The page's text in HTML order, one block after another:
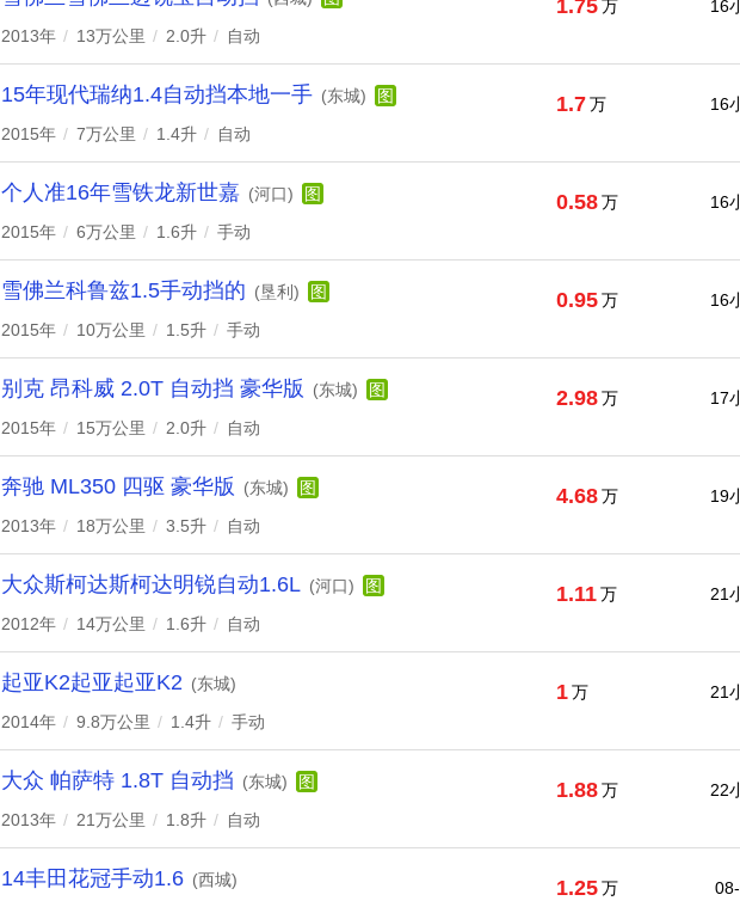
2013年 / 13万公里 / 2.0升 / 自动
1.75万 16
15年现代瑞纳1.4自动挡本地一手 (东城)
图
2015年 / 7万公里 / 1.4升 / 自动
1.7万 16
个人准16年雪铁龙新世嘉 (河口)
图
2015年 / 6万公里 / 1.6升 / 手动
0.58万 16
雪佛兰科鲁兹1.5手动挡的 (垦利)
图
2015年 / 10万公里 / 1.5升 / 手动
0.95万 16
别克 昂科威 2.0T 自动挡 豪华版 (东城)
图
2015年 / 15万公里 / 2.0升 / 自动
2.98万 17
奔驰 ML350 四驱 豪华版 (东城)
图
2013年 / 18万公里 / 3.5升 / 自动
4.68万 19
大众斯柯达斯柯达明锐自动1.6L (河口)
图
2012年 / 14万公里 / 1.6升 / 自动
1.11万 21
起亚K2起亚起亚K2 (东城)
2014年 / 9.8万公里 / 1.4升 / 手动
1万 21
大众 帕萨特 1.8T 自动挡 (东城)
图
2013年 / 21万公里 / 1.8升 / 自动
1.88万 22
14丰田花冠手动1.6 (西城)
1.25万